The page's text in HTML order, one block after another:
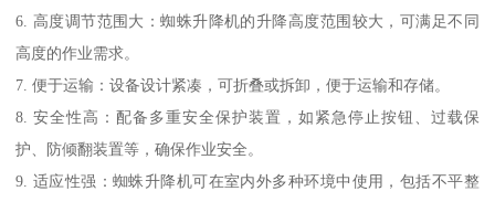
6. 高度调节范围大：蜘蛛升降机的升降高度范围较大，可满足不同
高度的作业需求。
7. 便于运输：设备设计紧凑，可折叠或拆卸，便于运输和存储。
8. 安全性高：配备多重安全保护装置，如紧急停止按钮、过载保
护、防倾翻装置等，确保作业安全。
9. 适应性强：蜘蛛升降机可在室内外多种环境中使用，包括不平整